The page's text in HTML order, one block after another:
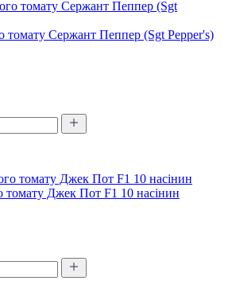
томату Сержант Пеппер (Sgt Pepper's)
томату Джек Пот F1 10 насінин